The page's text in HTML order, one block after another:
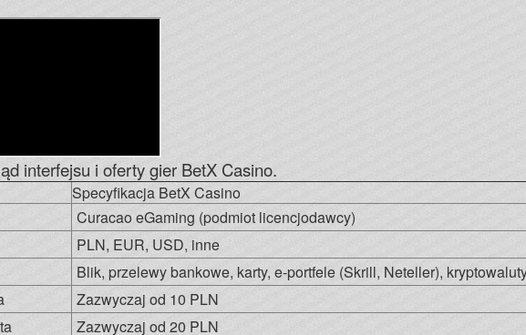
interfejsu i oferty gier BetX Casino.
Specyfikacja BetX Casino
Curacao eGaming (podmiot licencjodawcy)
PLN, EUR, USD, inne
Blik, przelewy bankowe, karty, e-portfele (Skrill, Neteller),
Zazwyczaj od 10 PLN
Zazwyczaj od 20 PLN